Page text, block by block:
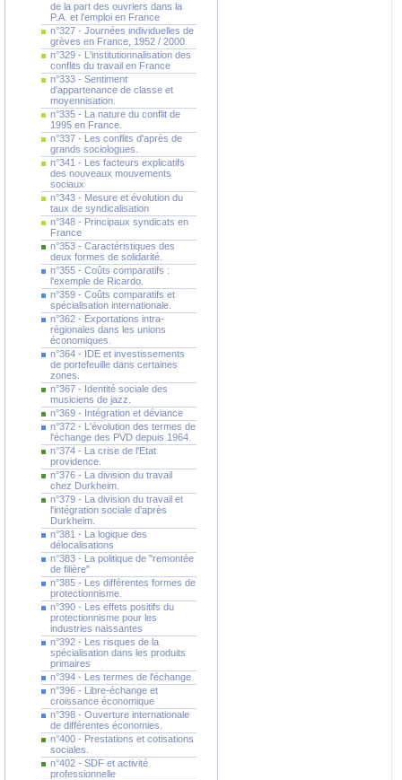
de la part des ouvriers dans la
P.A. et l'emploi en France
n°327 - Journées individuelles de
grèves en France, 1952 / 2000
n°329 - L'institutionnalisation des
conflits du travail en France
n°333 - Sentiment
d'appartenance de classe et
moyennisation.
n°335 - La nature du conflit de
1995 en France.
n°337 - Les conflits d'après de
grands sociologues.
n°341 - Les facteurs explicatifs
des nouveaux mouvements
sociaux
n°343 - Mesure et évolution du
taux de syndicalisation
n°348 - Principaux syndicats en
France
n°353 - Caractéristiques des
deux formes de solidarité.
n°355 - Coûts comparatifs :
l'exemple de Ricardo.
n°359 - Coûts comparatifs et
spécialisation internationale.
n°362 - Exportations intra-
régionales dans les unions
économiques.
n°364 - IDE et investissements
de portefeuille dans certaines
zones.
n°367 - Identité sociale des
musiciens de jazz.
n°369 - Intégration et déviance
n°372 - L'évolution des termes de
l'échange des PVD depuis 1964.
n°374 - La crise de l'Etat
providence.
n°376 - La division du travail
chez Durkheim.
n°379 - La division du travail et
l'intégration sociale d'après
Durkheim.
n°381 - La logique des
délocalisations
n°383 - La politique de "remontée
de filière"
n°385 - Les différentes formes de
protectionnisme.
n°390 - Les effets positifs du
protectionnisme pour les
industries naissantes
n°392 - Les risques de la
spécialisation dans les produits
primaires
n°394 - Les termes de l'échange
n°396 - Libre-échange et
croissance économique
n°398 - Ouverture internationale
de différentes économies.
n°400 - Prestations et cotisations
sociales.
n°402 - SDF et activité
professionnelle